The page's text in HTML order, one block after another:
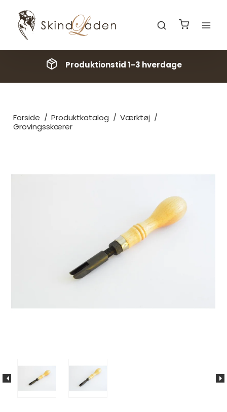
Produktionstid 1-3 hverdage
Forside / Produktkatalog / Værktøj /
Grovingsskærer